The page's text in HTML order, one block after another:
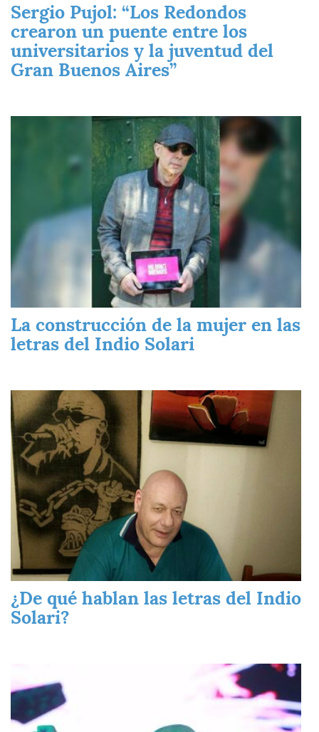
Sergio Pujol: “Los Redondos
crearon un puente entre los
universitarios y la juventud del
Gran Buenos Aires”
La construcción de la mujer en las
letras del Indio Solari
Imagen
¿De qué hablan las letras del Indio
Solari?